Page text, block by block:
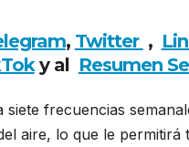
, Twitter ,
y al Resumen
frecuencias
aire, lo que le